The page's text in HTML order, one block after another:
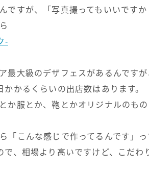
ですが、「写真撮ってもいいです
-
最大級のデザフェスがあるんです
かかるくらいの出店数はあります。
か服とか、鞄とかオリジナルのも
「こんな感じで作ってるんです」っ
で、相場より高いですけど、こだ